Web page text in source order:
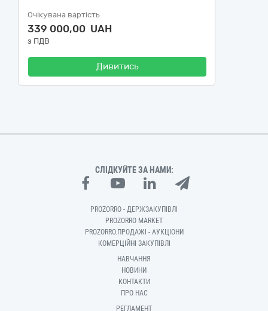
Очікувана вартість
339 000,00 UAH
з ПДВ
Дивитись
СЛІДКУЙТЕ ЗА НАМИ:
PROZORRO - ДЕРЖЗАКУПІВЛІ
PROZORRO MARKET
PROZORRO.ПРОДАЖІ - АУКЦІОНИ
КОМЕРЦІЙНІ ЗАКУПІВЛІ
НАВЧАННЯ
НОВИНИ
КОНТАКТИ
ПРО НАС
РЕГЛАМЕНТ